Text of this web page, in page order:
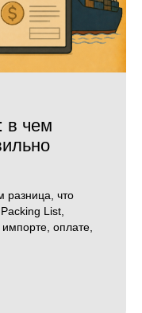
в чем
разница, что
List,
оплате,